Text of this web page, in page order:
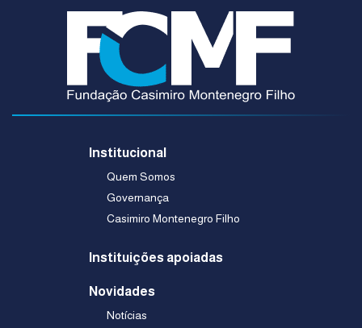
Institucional
Quem Somos
Governança
Casimiro Montenegro Filho
Instituições apoiadas
Novidades
Notícias